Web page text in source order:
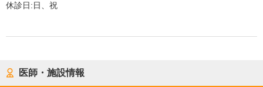
休診日:日、祝
医師・施設情報